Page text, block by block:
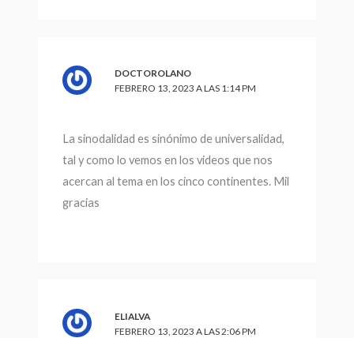
DOCTOROLANO
FEBRERO 13, 2023 A LAS 1:14 PM
La sinodalidad es sinónimo de universalidad,
tal y como lo vemos en los videos que nos
acercan al tema en los cinco continentes. Mil
gracias
ELIALVA
FEBRERO 13, 2023 A LAS 2:06 PM